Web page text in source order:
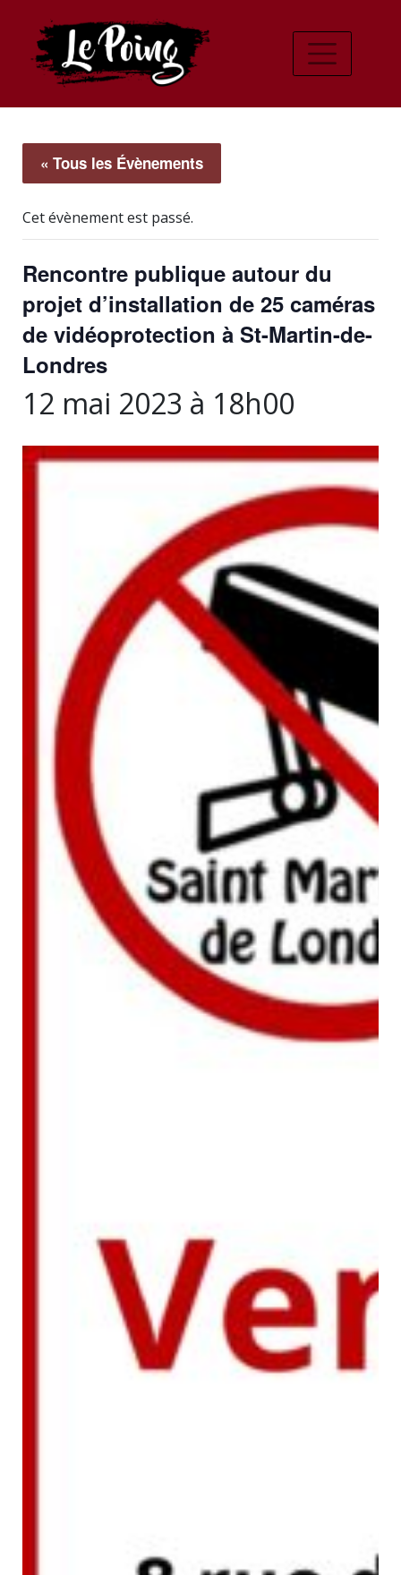
« Tous les Évènements
Cet évènement est passé.
Rencontre publique autour du
projet d’installation de 25 caméras
de vidéoprotection à St-Martin-de-
Londres
12 mai 2023 à 18h00